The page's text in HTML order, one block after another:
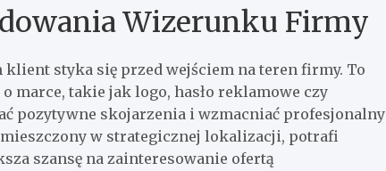
Wizerunku Firmy
styka się przed wejściem na teren firmy. To
takie jak logo, hasło reklamowe czy
pozytywne skojarzenia i wzmacniać profesjonalny
w strategicznej lokalizacji, potrafi
szansę na zainteresowanie ofertą